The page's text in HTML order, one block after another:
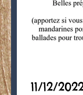
11/12/